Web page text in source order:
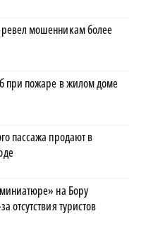
мошенникам более
при пожаре в жилом доме
пассажа продают в
на Бору
отсутствия туристов